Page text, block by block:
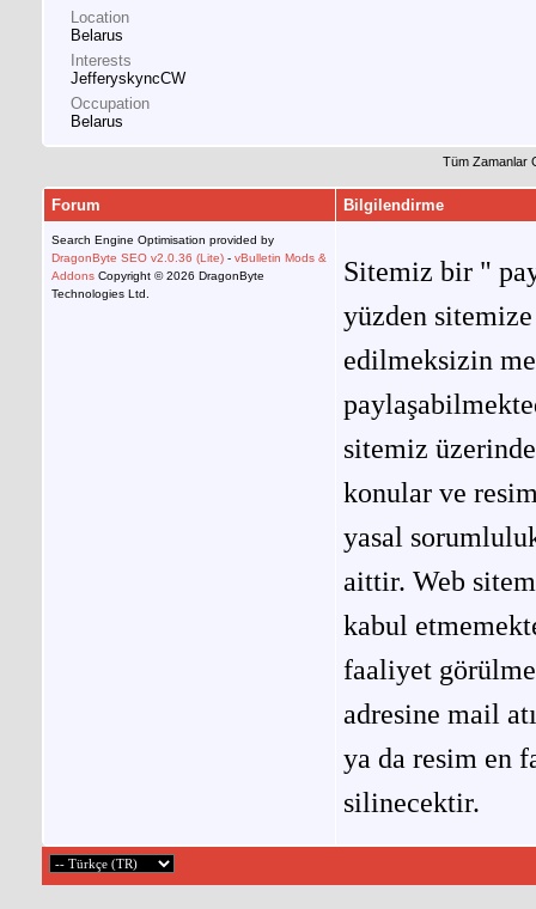
Location
Belarus
Interests
JefferyskyncCW
Occupation
Belarus
Tüm Zamanlar
Forum Bilgilendirme
Search Engine Optimisation provided by
DragonByte SEO v2.0.36 (Lite) - vBulletin Mods &
Addons Copyright © 2026 DragonByte
Technologies Ltd.
Sitemiz bir "
yüzden
edilmeksizin
sitemiz
konular ve
yasal
aittir. Web
kabul
faaliyet
adresine mail
ya da resim en
silinecektir.